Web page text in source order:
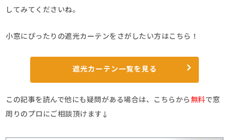
してみてくださいね。
小窓にぴったりの遮光カーテンをさがしたい方はこちら！
遮光カーテン一覧を見る
この記事を読んで他にも疑問がある場合は、こちらから 無料で窓
周りのプロにご相談頂けます↓